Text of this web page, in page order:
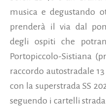
musica e degustando
prenderà il via dal
degli ospiti che
Portopiccolo-Sistiana
raccordo autostradale
con la superstrada SS
seguendo i cartelli